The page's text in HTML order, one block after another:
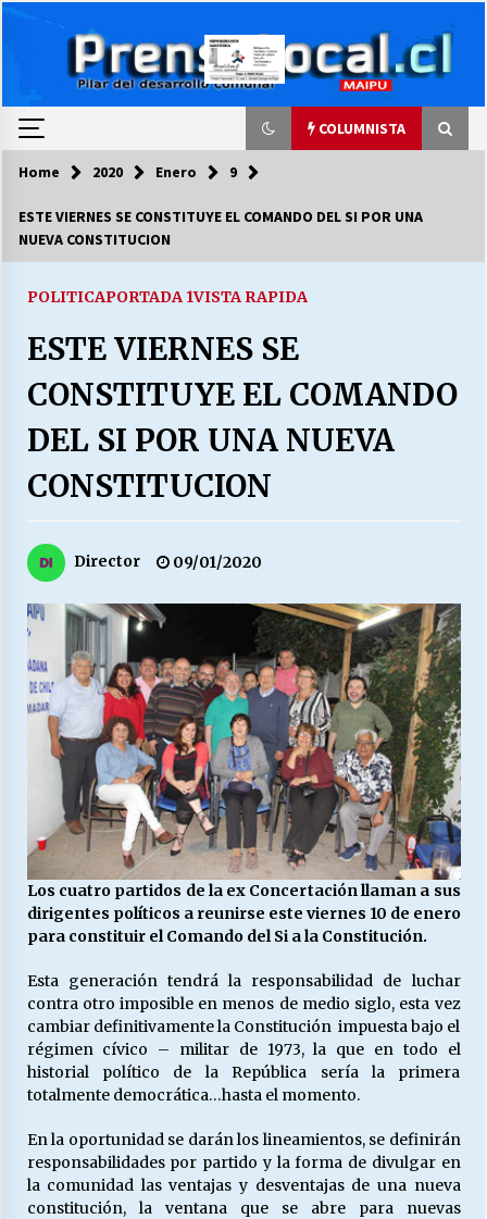
COLUMNISTA
COLUMNISTA
03/08/2026
LA DC POR SIEMPRE.RECORDANDO 69 AÑOS DE
28/07/2026
“ORGULLOSOS DE SER DC” SALUDA EL
27/07/2026
LABORAL:
Escuela hospitalaria El Carmen de Maipu.
25/06/2026
¿Qué habrían dicho?
23/06/2026
VOLVER A SER ALTERNATIVA
16/06/2026
MUNICIPALIDADES, HONORARIOS, DESPIDOS
28/05/2026
Releyendo la Rerum Novarum a 135 años. “La
cuestión social hoy”.
16/05/2026
S.O.S. a los ricos, Save Our Souls (Salvar
Nuestras Almas)
30/04/2026
Home 2020 Enero 9
ESTE VIERNES SE CONSTITUYE EL COMANDO DEL SI POR UNA
NUEVA CONSTITUCION
POLITICAPORTADA 1VISTA RAPIDA
ESTE VIERNES SE
CONSTITUYE EL COMANDO
DEL SI POR UNA NUEVA
CONSTITUCION
Director 09/01/2020
Los cuatro partidos de la ex Concertación llaman a sus
dirigentes políticos a reunirse este viernes 10 de enero
para constituir el Comando del Si a la Constitución.
Esta generación tendrá la responsabilidad de luchar
contra otro imposible en menos de medio siglo, esta vez
cambiar definitivamente la Constitución impuesta bajo el
régimen cívico – militar de 1973, la que en todo el
historial político de la República sería la primera
totalmente democrática…hasta el momento.
En la oportunidad se darán los lineamientos, se definirán
responsabilidades por partido y la forma de divulgar en
la comunidad las ventajas y desventajas de una nueva
constitución, la ventana que se abre para nuevas